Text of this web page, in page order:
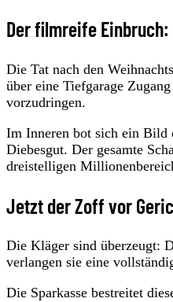
Der filmreife
Die Tat nach den
über eine Tiefgarage
vorzudringen.
Im Inneren bot sich ein Bild
Diebesgut. Der gesamte
dreistelligen
Jetzt der Zoff vor
Die Kläger sind überzeugt:
verlangen sie eine
Die Sparkasse bestreitet